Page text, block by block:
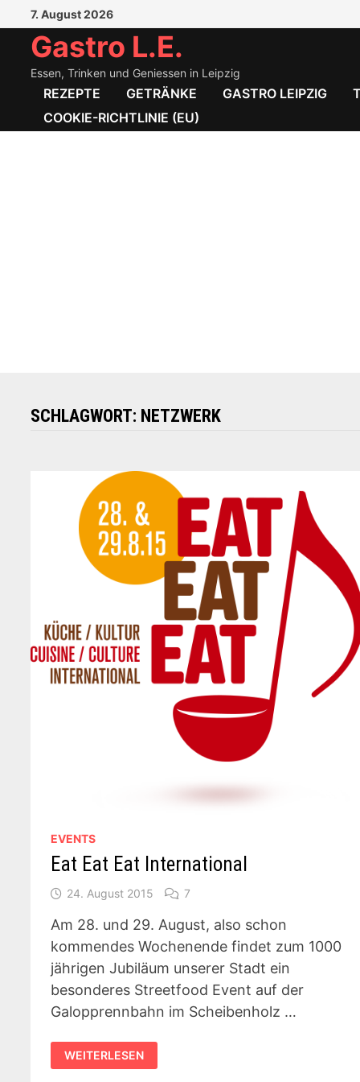
Inhalt
springen
7. August 2026
Gastro L.E.
Essen, Trinken und Geniessen in Leipzig
REZEPTE GETRÄNKE GASTRO LEIPZIG
COOKIE-RICHTLINIE (EU)
SCHLAGWORT: NETZWERK
EVENTS
Eat Eat Eat International
24. August 2015 7
Am 28. und 29. August, also schon
kommendes Wochenende findet zum 1000
jährigen Jubiläum unserer Stadt ein
besonderes Streetfood Event auf der
Galopprennbahn im Scheibenholz …
EAT
EAT
EAT
WEITERLESEN